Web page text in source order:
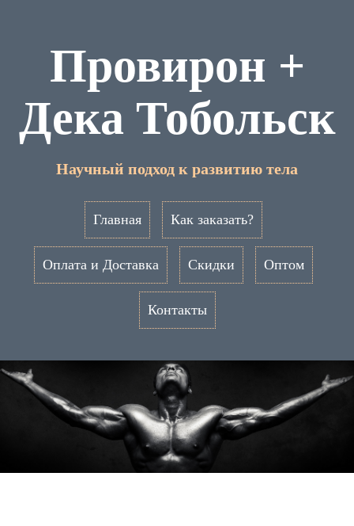
Провирон +
Дека Тобольск
Научный подход к развитию тела
Главная Как заказать?
Оплата и Доставка Скидки Оптом
Контакты